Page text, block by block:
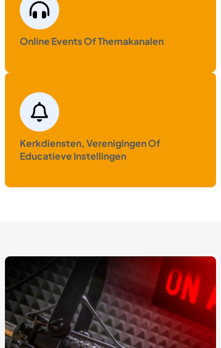
Online Events Of Themakanalen
Kerkdiensten, Verenigingen Of
Educatieve Instellingen